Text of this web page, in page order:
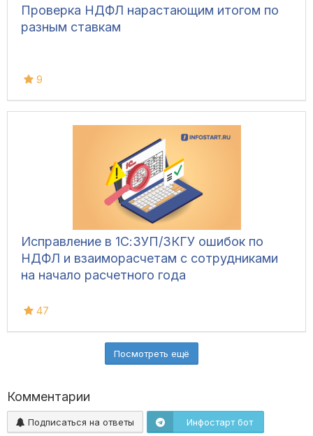
Проверка НДФЛ нарастающим итогом по
разным ставкам
9
Исправление в 1С:ЗУП/ЗКГУ ошибок по
НДФЛ и взаиморасчетам с сотрудниками
на начало расчетного года
47
Посмотреть ещё
Комментарии
Подписаться на ответы Инфостарт бот